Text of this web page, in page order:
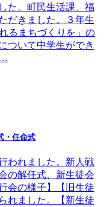
た。町民生活課、福
だきました。３年生
るまちづくりを」の
ついて中学生ができ
…
・任命式
われました。新人戦
の解任式、新生徒会
会の様子】【旧生徒
れました。【新生徒